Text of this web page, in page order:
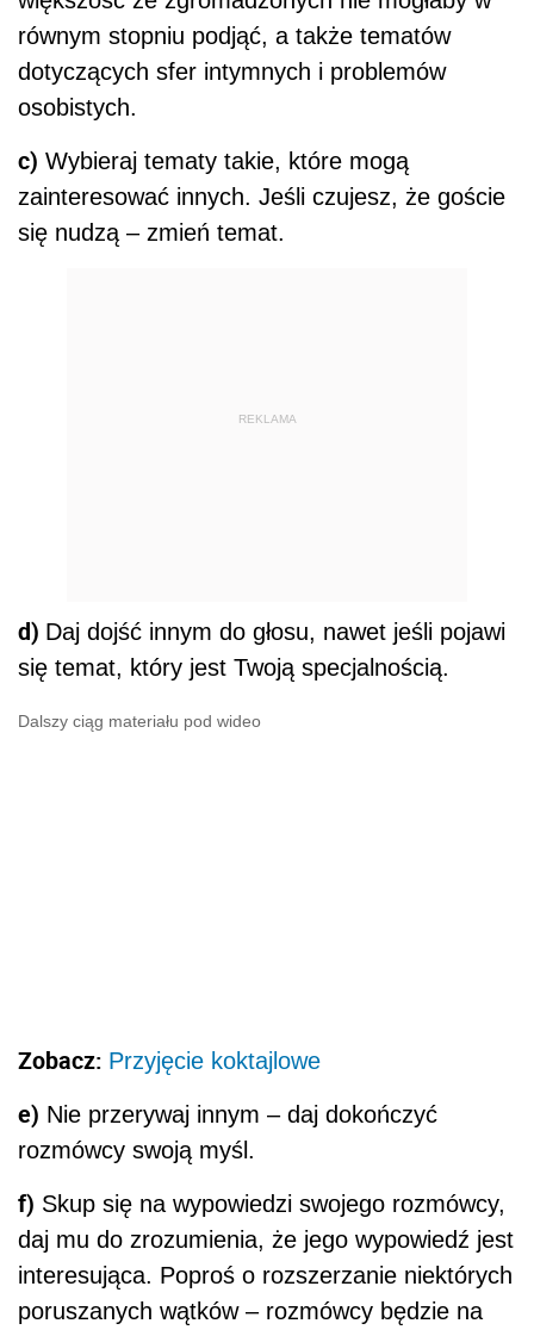
równym stopniu podjąć, a także tematów
dotyczących sfer intymnych i problemów
osobistych.
c) Wybieraj tematy takie, które mogą
zainteresować innych. Jeśli czujesz, że goście
się nudzą – zmień temat.
REKLAMA
d) Daj dojść innym do głosu, nawet jeśli pojawi
się temat, który jest Twoją specjalnością.
Dalszy ciąg materiału pod wideo
Zobacz: Przyjęcie koktajlowe
e) Nie przerywaj innym – daj dokończyć
rozmówcy swoją myśl.
f) Skup się na wypowiedzi swojego rozmówcy,
daj mu do zrozumienia, że jego wypowiedź jest
interesująca. Poproś o rozszerzanie niektórych
poruszanych wątków – rozmówcy będzie na